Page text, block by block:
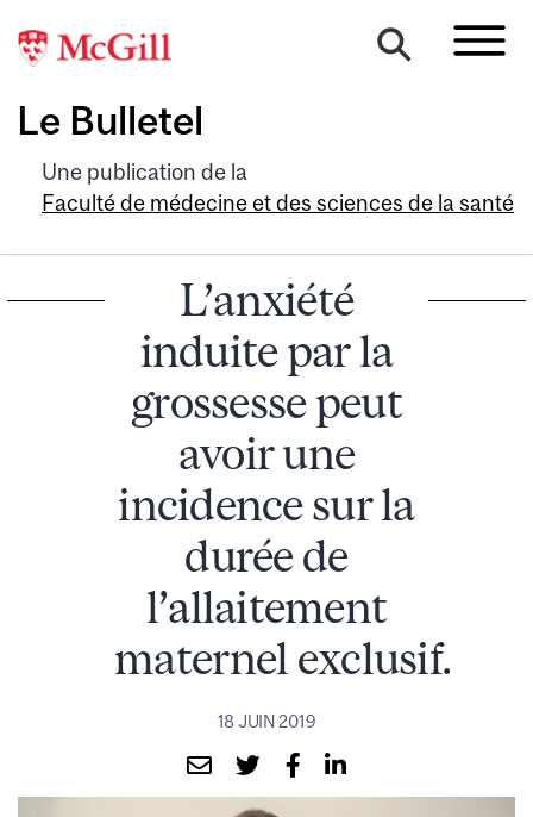
Le Bulletel
Une publication de la
Faculté de médecine et des sciences de la santé
L’anxiété
induite par la
grossesse peut
avoir une
incidence sur la
durée de
l’allaitement
maternel exclusif.
18 JUIN 2019